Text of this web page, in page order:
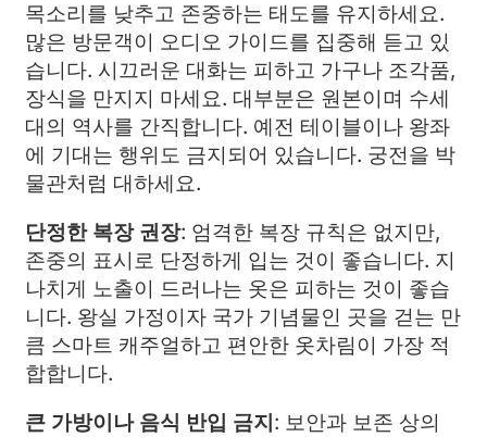
목소리를 낮추고 존중하는 태도를 유지하세요.
많은 방문객이 오디오 가이드를 집중해 듣고 있
습니다. 시끄러운 대화는 피하고 가구나 조각품,
장식을 만지지 마세요. 대부분은 원본이며 수세
대의 역사를 간직합니다. 예전 테이블이나 왕좌
에 기대는 행위도 금지되어 있습니다. 궁전을 박
물관처럼 대하세요.
단정한 복장 권장: 엄격한 복장 규칙은 없지만,
존중의 표시로 단정하게 입는 것이 좋습니다. 지
나치게 노출이 드러나는 옷은 피하는 것이 좋습
니다. 왕실 가정이자 국가 기념물인 곳을 걷는 만
큼 스마트 캐주얼하고 편안한 옷차림이 가장 적
합합니다.
큰 가방이나 음식 반입 금지 : 보안과 보존 상의